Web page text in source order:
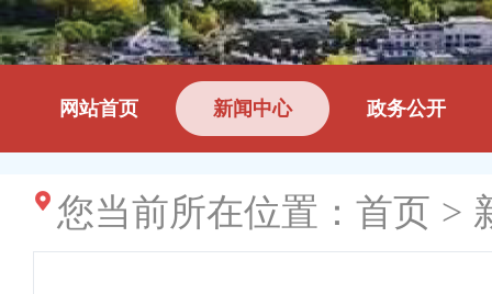
网站首页 新闻中心 政务公开
您当前所在位置： 首页 >